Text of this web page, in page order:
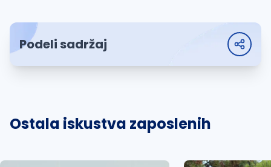
Podeli sadržaj
Ostala iskustva zaposlenih